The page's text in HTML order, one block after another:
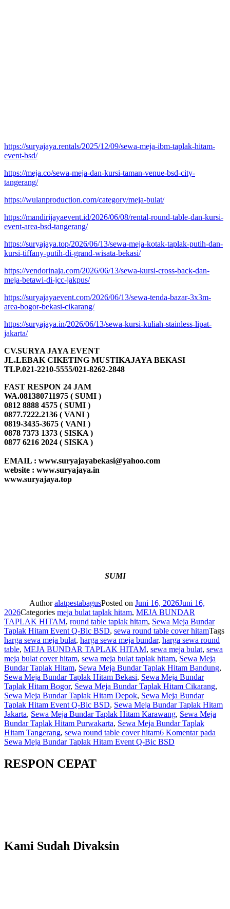
https://suryajaya.rentals/2025/12/09/sewa-meja-ibm-taplak-hitam-
event-bsd/
https://meja.co/sewa-meja-dan-kursi-taman-venue-bsd-city-
tangerang/
https://wulanproduction.com/category/meja-bulat/
https://mandirijayaevent.id/2026/06/08/rental-round-table-dan-kursi-
event-area-bsd-tangerang/
https://suryajaya.top/2026/06/13/sewa-meja-kotak-taplak-putih-dan-
kursi-tiffany-putih-di-grand-wisata-bekasi/
https://vendorinaja.com/2026/06/13/sewa-kursi-cross-back-dan-
meja-betawi-di-jcc-jakpus/
https://suryajayaevent.com/2026/06/13/sewa-tenda-bazar-3x3m-
area-bogor-bekasi-cikarang/
https://suryajaya.in/2026/06/13/sewa-kursi-kuliah-stainless-lipat-
jakarta/
CV.SURYA JAYA EVENT
JL.LEBAK CIKETING MUSTIKAJAYA BEKASI
TLP.021-2210-5555/021-8262-2848
FAST RESPON 24 JAM
WA.081380711975 ( SUMI )
0812 8888 4575 ( SUMI )
0877.7222.2136 ( VANI )
0819-3435-3675 ( VANI )
0878 7373 1373 ( SISKA )
0877 6216 2024 ( SISKA )
EMAIL : www.suryajayabekasi@yahoo.com
website : www.suryajaya.in
www.suryajaya.top
SUMI
AuthoralatpestabagusPosted on Juni 16, 2026Juni 16,
2026Categories meja bulat taplak hitam, MEJA BUNDAR
TAPLAK HITAM, round table taplak hitam, Sewa Meja Bundar
Taplak Hitam Event Q-Bic BSD, sewa round table cover hitamTags
harga sewa meja bulat, harga sewa meja bundar, harga sewa round
table, MEJA BUNDAR TAPLAK HITAM, sewa meja bulat, sewa
meja bulat cover hitam, sewa meja bulat taplak hitam, Sewa Meja
Bundar Taplak Hitam, Sewa Meja Bundar Taplak Hitam Bandung,
Sewa Meja Bundar Taplak Hitam Bekasi, Sewa Meja Bundar
Taplak Hitam Bogor, Sewa Meja Bundar Taplak Hitam Cikarang,
Sewa Meja Bundar Taplak Hitam Depok, Sewa Meja Bundar
Taplak Hitam Event Q-Bic BSD, Sewa Meja Bundar Taplak Hitam
Jakarta, Sewa Meja Bundar Taplak Hitam Karawang, Sewa Meja
Bundar Taplak Hitam Purwakarta, Sewa Meja Bundar Taplak
Hitam Tangerang, sewa round table cover hitam6 Komentarpada
Sewa Meja Bundar Taplak Hitam Event Q-Bic BSD
RESPON CEPAT
Kami Sudah Divaksin